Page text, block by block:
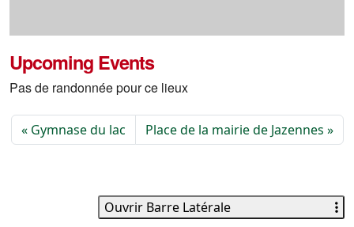
Upcoming Events
Pas de randonnée pour ce lieux
Gymnase du lac Place de la mairie de Jazennes
Ouvrir Barre Latérale